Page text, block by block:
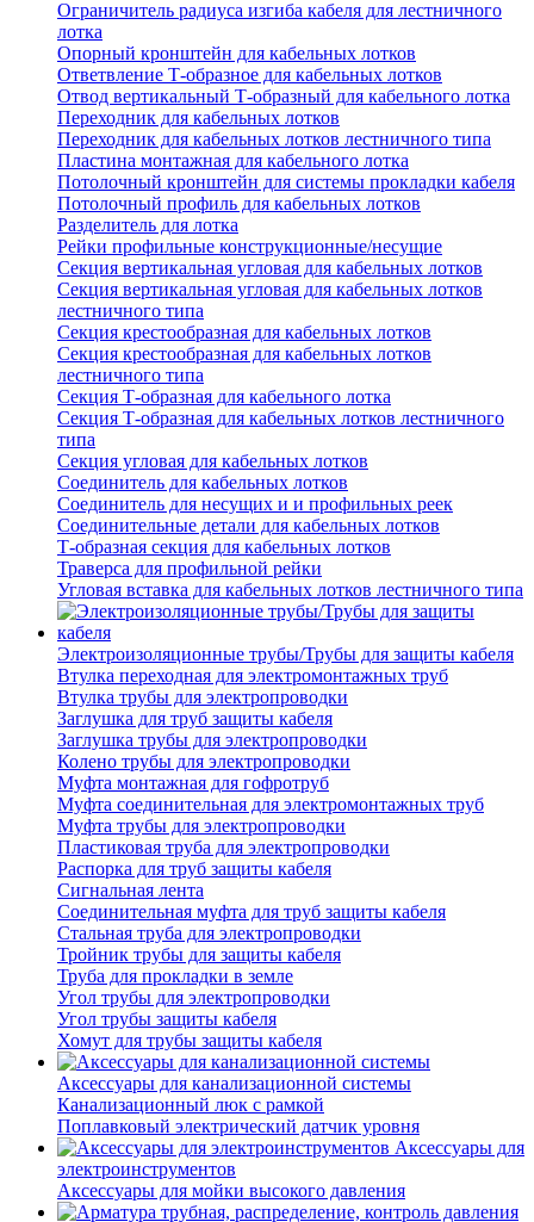
Ограничитель радиуса изгиба кабеля для лестничного
лотка
Опорный кронштейн для кабельных лотков
Ответвление Т-образное для кабельных лотков
Отвод вертикальный Т-образный для кабельного лотка
Переходник для кабельных лотков
Переходник для кабельных лотков лестничного типа
Пластина монтажная для кабельного лотка
Потолочный кронштейн для системы прокладки кабеля
Потолочный профиль для кабельных лотков
Разделитель для лотка
Рейки профильные конструкционные/несущие
Секция вертикальная угловая для кабельных лотков
Секция вертикальная угловая для кабельных лотков
лестничного типа
Секция крестообразная для кабельных лотков
Секция крестообразная для кабельных лотков
лестничного типа
Секция Т-образная для кабельного лотка
Секция Т-образная для кабельных лотков лестничного
типа
Секция угловая для кабельных лотков
Соединитель для кабельных лотков
Соединитель для несущих и и профильных реек
Соединительные детали для кабельных лотков
Т-образная секция для кабельных лотков
Траверса для профильной рейки
Угловая вставка для кабельных лотков лестничного типа
Электроизоляционные трубы/Трубы для защиты кабеля
Втулка переходная для электромонтажных труб
Втулка трубы для электропроводки
Заглушка для труб защиты кабеля
Заглушка трубы для электропроводки
Колено трубы для электропроводки
Муфта монтажная для гофротруб
Муфта соединительная для электромонтажных труб
Муфта трубы для электропроводки
Пластиковая труба для электропроводки
Распорка для труб защиты кабеля
Сигнальная лента
Соединительная муфта для труб защиты кабеля
Стальная труба для электропроводки
Тройник трубы для защиты кабеля
Труба для прокладки в земле
Угол трубы для электропроводки
Угол трубы защиты кабеля
Хомут для трубы защиты кабеля
Аксессуары для канализационной системы
Канализационный люк с рамкой
Поплавковый электрический датчик уровня
Аксессуары для
электроинструментов
Аксессуары для мойки высокого давления